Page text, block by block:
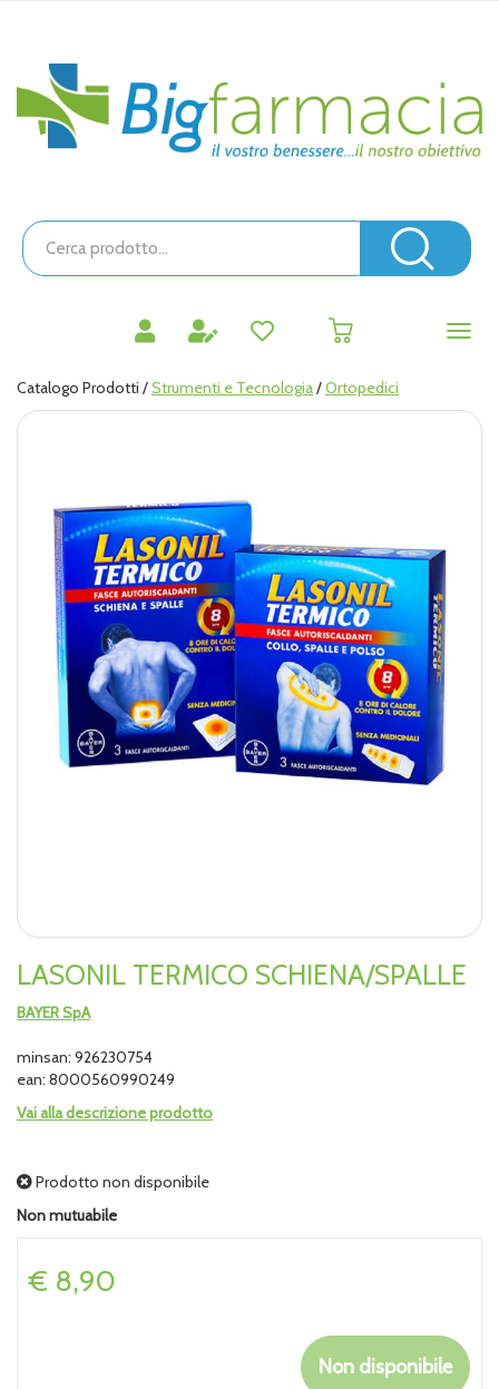
principaleBigfarmacia
Cerca
Prodotto
Catalogo Prodotti /Strumenti e Tecnologia/Ortopedici
LASONIL TERMICO SCHIENA/SPALLE
BAYER SpA
minsan: 926230754
ean: 8000560990249
Vai alla descrizione prodotto
Prodotto non disponibile
Non mutuabile
Prezzo
€ 8,90
Non disponibile